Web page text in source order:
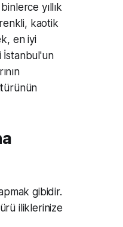
yıllık
kaotik
en iyi
İstanbul'un
gibidir.
iliklerinize